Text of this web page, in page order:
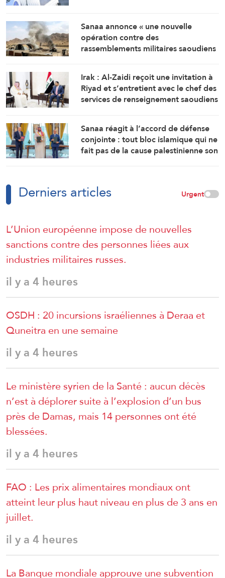
Sanaa annonce « une nouvelle
opération contre des
rassemblements militaires saoudiens
Irak : Al-Zaidi reçoit une invitation à
Riyad et s’entretient avec le chef des
services de renseignement saoudiens
Sanaa réagit à l’accord de défense
conjointe : tout bloc islamique qui ne
fait pas de la cause palestinienne son
Derniers articles Urgent
L’Union européenne impose de nouvelles
sanctions contre des personnes liées aux
industries militaires russes.
il y a 4 heures
OSDH : 20 incursions israéliennes à Deraa et
Quneitra en une semaine
il y a 4 heures
Le ministère syrien de la Santé : aucun décès
n’est à déplorer suite à l’explosion d’un bus
près de Damas, mais 14 personnes ont été
blessées.
il y a 4 heures
FAO : Les prix alimentaires mondiaux ont
atteint leur plus haut niveau en plus de 3 ans en
juillet.
il y a 4 heures
La Banque mondiale approuve une subvention